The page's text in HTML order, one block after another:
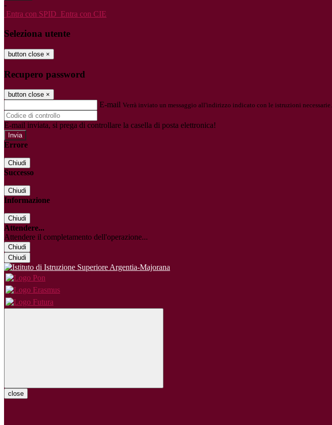
-
Entra con SPID Entra con CIE
Seleziona utente
button close ×
Recupero password
button close ×
E-mail Verrà inviato un messaggio all'indirizzo indicato con le istruzioni necessarie.
E-mail inviata, si prega di controllare la casella di posta elettronica!
Errore
Chiudi
Successo
Chiudi
Informazione
Chiudi
Attendere...
Attendere il completamento dell'operazione...
Chiudi
Chiudi
close